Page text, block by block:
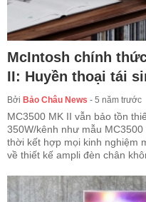
McIntosh chính
II: Huyền thoại tái
Bởi Bảo Châu News - 5 năm trước
MC3500 MK II vẫn bảo tồn
350W/kênh như mẫu
thời kết hợp mọi kinh nghiệm
về thiết kế ampli đèn chân